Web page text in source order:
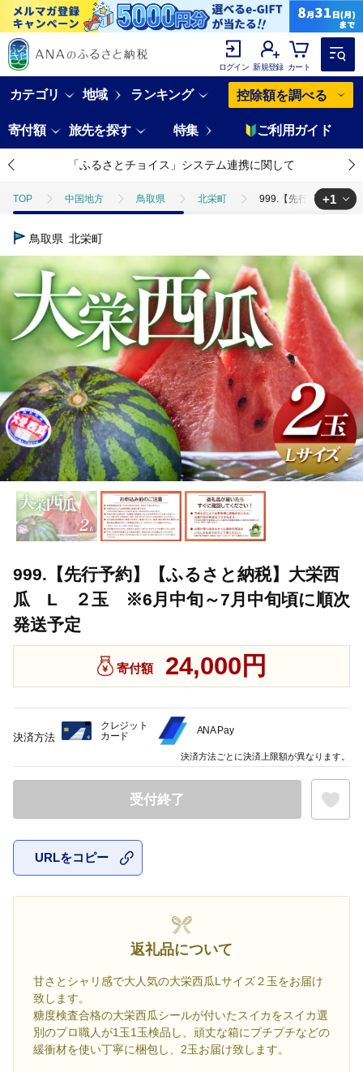
ログイン 新規登録 カート
カテゴリ 地域 ランキング 控除額を調べる
寄付額 旅先を探す 特集 ご利用ガイド
「ふるさとチョイス」システム連携に関して
TOP 中国地方 鳥取県 北栄町 999.【先行予約】【
TOP
+1
鳥取県 北栄町
999.【先行予約】【ふるさと納税】大栄西
瓜 L ２玉 ※6月中旬～7月中旬頃に順次
発送予定
寄付額 24,000円
受付終了
URLをコピー
返礼品について
甘さとシャリ感で大人気の大栄西瓜Lサイズ２玉をお届け
致します。
糖度検査合格の大栄西瓜シールが付いたスイカをスイカ選
別のプロ職人が1玉1玉検品し、頑丈な箱にプチプチなどの
緩衝材を使い丁寧に梱包し、2玉お届け致します。
決済方法
クレジット
カード
ANA Pay
決済方法ごとに決済上限額が異なります。